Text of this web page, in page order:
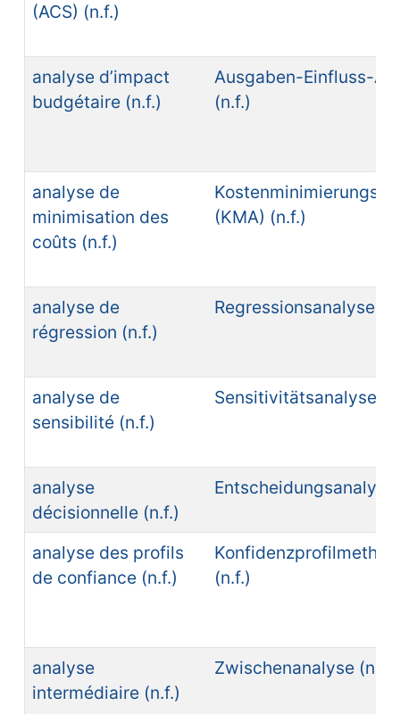
(ACS) (n.f.)
analyse d’impact
budgétaire (n.f.)
Ausgaben-Einfluss-
(n.f.)
analyse de
minimisation des
coûts (n.f.)
(KMA) (n.f.)
analyse de
régression (n.f.)
Regressionsanalyse
analyse de
sensibilité (n.f.)
Sensitivitätsanalyse
analyse
décisionnelle (n.f.)
Entscheidungsanalyse
analyse des profils
de confiance (n.f.)
(n.f.)
analyse
intermédiaire (n.f.)
Zwischenanalyse (n.f.)